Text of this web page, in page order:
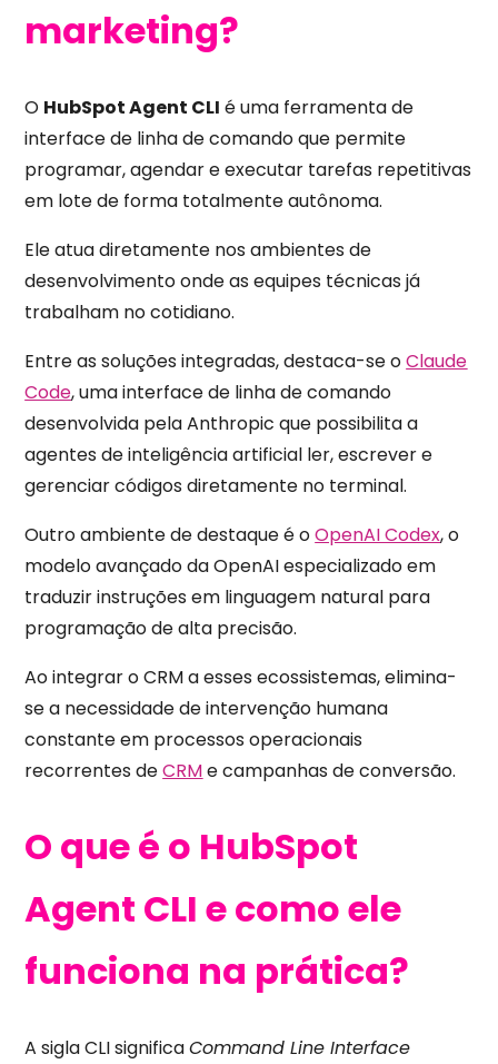
marketing?
O HubSpot Agent CLI é uma ferramenta de
interface de linha de comando que permite
programar, agendar e executar tarefas repetitivas
em lote de forma totalmente autônoma.
Ele atua diretamente nos ambientes de
desenvolvimento onde as equipes técnicas já
trabalham no cotidiano.
Entre as soluções integradas, destaca-se oClaude
Code, uma interface de linha de comando
desenvolvida pela Anthropic que possibilita a
agentes de inteligência artificial ler, escrever e
gerenciar códigos diretamente no terminal.
Outro ambiente de destaque é oOpenAI Codex, o
modelo avançado da OpenAI especializado em
traduzir instruções em linguagem natural para
programação de alta precisão.
Ao integrar o CRM a esses ecossistemas, elimina-
se a necessidade de intervenção humana
constante em processos operacionais
recorrentes deCRMe campanhas de conversão.
O que é o HubSpot
Agent CLI e como ele
funciona na prática?
A sigla CLI significaCommand Line Interface